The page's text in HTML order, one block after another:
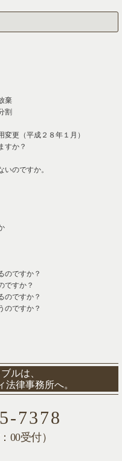
棄
割
更（平成２８年１月）
すか？
のですか。
のですか？
ですか？
のですか？
のですか？
ルは、
律事務所へ。
7378
00受付）